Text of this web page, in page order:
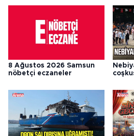
8 Ağustos 2026 Samsun
nöbetçi eczaneler